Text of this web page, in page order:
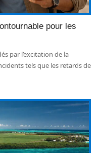
pour les
par l’excitation de la
tels que les retards de